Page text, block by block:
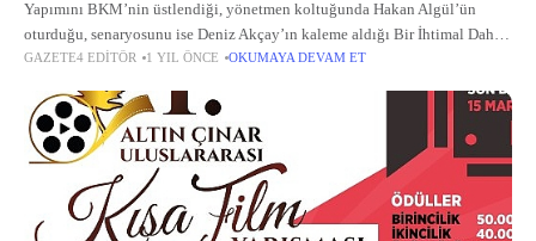
Yapımını BKM’nin üstlendiği, yönetmen koltuğunda Hakan Algül’ün
oturduğu, senaryosunu ise Deniz Akçay’ın kaleme aldığı Bir İhtimal Daha
Var, izleyicileri trajikomik ve eğlenceli bir maceraya davet ediyor.
GAZETE4 EDITÖR 1 YIL ÖNCE OKUMAYA DEVAM ET